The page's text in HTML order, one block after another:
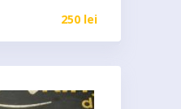
250 lei